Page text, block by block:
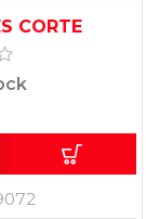
CORTE
6″ BASICO